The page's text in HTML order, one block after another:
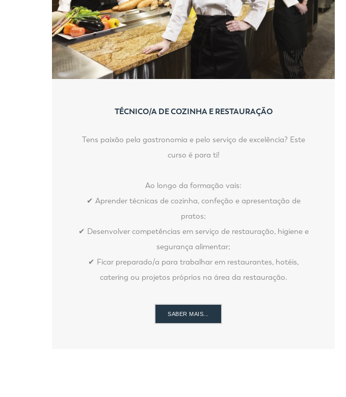
TÉCNICO/A DE COZINHA E RESTAURAÇÃO
Tens paixão pela gastronomia e pelo serviço de excelência? Este
curso é para ti!
Ao longo da formação vais:
✔ Aprender técnicas de cozinha, confeção e apresentação de
pratos;
✔ Desenvolver competências em serviço de restauração, higiene e
segurança alimentar;
✔ Ficar preparado/a para trabalhar em restaurantes, hotéis,
catering ou projetos próprios na área da restauração.
SABER MAIS...